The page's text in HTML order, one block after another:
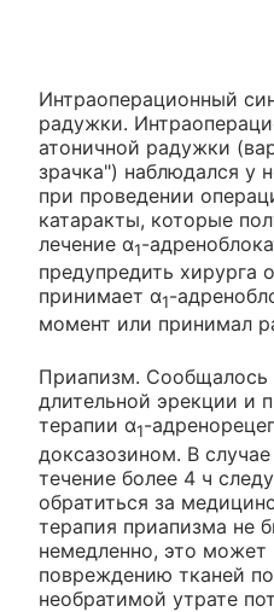
Интраоперационный
радужки.
атоничной радужки
зрачка") наблюдался у
при проведении
катаракты, которые
лечение α1-
предупредить хирурга
принимает α1-
момент или принимал
Приапизм. Сообщалось
длительной эрекции и
терапии α1-
доксазозином. В
течение более 4 ч
обратиться за
терапия приапизма не
немедленно, это может
повреждению тканей
необратимой утрате